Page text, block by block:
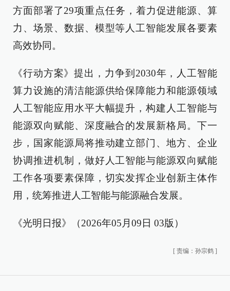
方面部署了29项重点任务，着力促进能源、算
力、场景、数据、模型等人工智能发展各要素
高效协同。
《行动方案》提出，力争到2030年，人工智能
算力设施的清洁能源供给保障能力和能源领域
人工智能应用水平大幅提升，构建人工智能与
能源双向赋能、深度融合的发展新格局。下一
步，国家能源局将推动建立部门、地方、企业
协调推进机制，做好人工智能与能源双向赋能
工作各项要素保障，切实发挥企业创新主体作
用，统筹推进人工智能与能源融合发展。
《光明日报》（2026年05月09日 03版）
[ 责编：孙宗鹤 ]